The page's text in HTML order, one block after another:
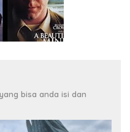
bisa anda isi dan